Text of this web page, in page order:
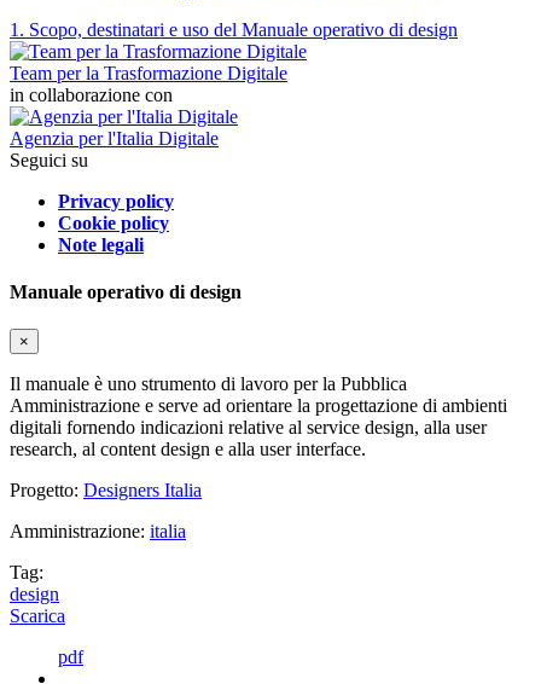
1. Scopo, destinatari e uso del Manuale operativo di design
Team per la Trasformazione Digitale
in collaborazione con
Agenzia per l'Italia Digitale
Seguici su
Privacy policy
Cookie policy
Note legali
Manuale operativo di design
×
Il manuale è uno strumento di lavoro per la Pubblica
Amministrazione e serve ad orientare la progettazione di ambienti
digitali fornendo indicazioni relative al service design, alla user
research, al content design e alla user interface.
Progetto: Designers Italia
Amministrazione: italia
Tag:
design
Scarica
pdf